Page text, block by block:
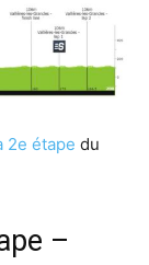
2e étape du
–